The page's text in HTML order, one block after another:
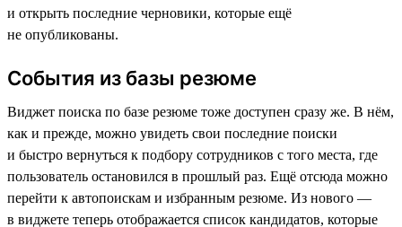
и открыть последние черновики, которые ещё
не опубликованы.
События из базы резюме
Виджет поиска по базе резюме тоже доступен сразу же. В нём,
как и прежде, можно увидеть свои последние поиски
и быстро вернуться к подбору сотрудников с того места, где
пользователь остановился в прошлый раз. Ещё отсюда можно
перейти к автопоискам и избранным резюме. Из нового —
в виджете теперь отображается список кандидатов, которые